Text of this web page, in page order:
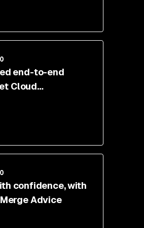
end-to-end
Cloud
confidence, with
Advice